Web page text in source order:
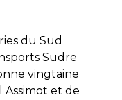
du Sud
Sudre
vingtaine
Assimot et de